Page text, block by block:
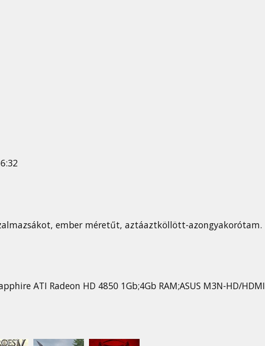
ember méretűt, aztáaztköllött-azongyakorótam.
ATI Radeon HD 4850 1Gb;4Gb RAM;ASUS M3N-HD/HDMI